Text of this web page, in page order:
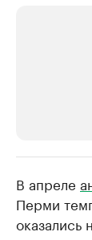
продавцы
В апреле
Перми
оказались